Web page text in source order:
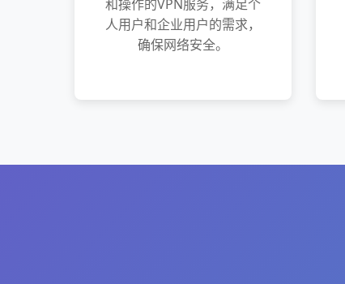
和操作的VPN服务，满足个
人用户和企业用户的需求，
确保网络安全。